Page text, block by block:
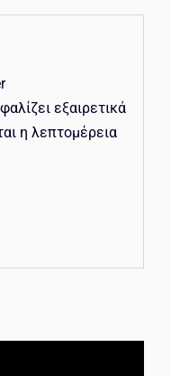
εξαιρετικά
η λεπτομέρεια